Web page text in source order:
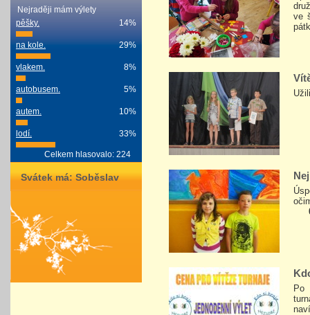
Nejraději mám výlety
pěšky.
14%
na kole. 29%
vlakem. 8%
autobusem. 5%
autem. 10%
lodí. 33%
Celkem hlasovalo: 224
Svátek má:Soběslav
ve
Po